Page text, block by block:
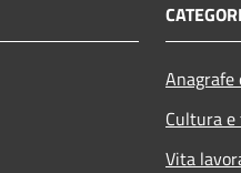
Cultura
Vita